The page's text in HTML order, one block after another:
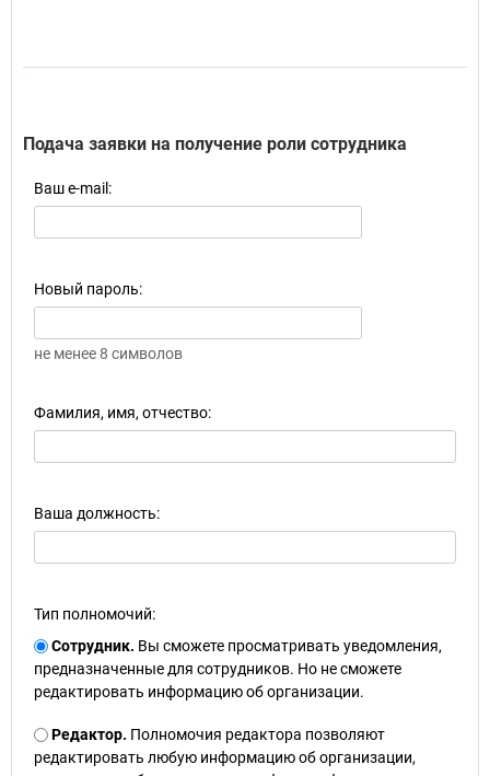
Подача заявки на получение роли сотрудника
Ваш e-mail:
Новый пароль:
не менее 8 символов
Фамилия, имя, отчество:
Ваша должность:
Тип полномочий:
Сотрудник. Вы сможете просматривать уведомления,
предназначенные для сотрудников. Но не сможете
редактировать информацию об организации.
Редактор. Полномочия редактора позволяют
редактировать любую информацию об организации,